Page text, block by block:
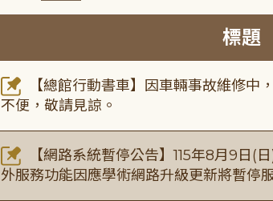
標題
【總館行動書車】因車輛事故維修中
不便，敬請見諒。
【網路系統暫停公告】115年8月9日(
外服務功能因應學術網路升級更新將暫停